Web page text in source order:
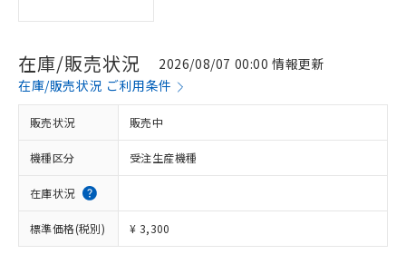
在庫/販売状況
2026/08/07 00:00 情報更新
在庫/販売状況 ご利用条件
販売状況 販売中
機種区分 受注生産機種
在庫状況
標準価格(税別) ¥ 3,300